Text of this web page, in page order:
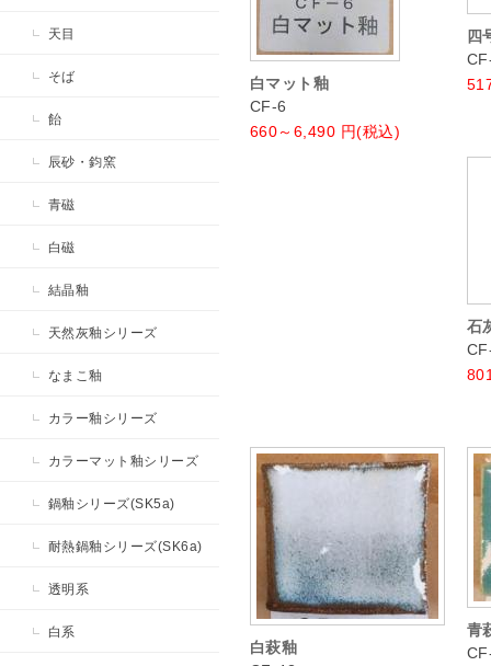
天目
そば
飴
辰砂・鈞窯
青磁
白磁
結晶釉
天然灰釉シリーズ
なまこ釉
カラー釉シリーズ
カラーマット釉シリーズ
鍋釉シリーズ(SK5a)
耐熱鍋釉シリーズ(SK6a)
透明系
白系
白マット釉
CF-6
660～6,490 円(税込)
四
石
白萩釉
青